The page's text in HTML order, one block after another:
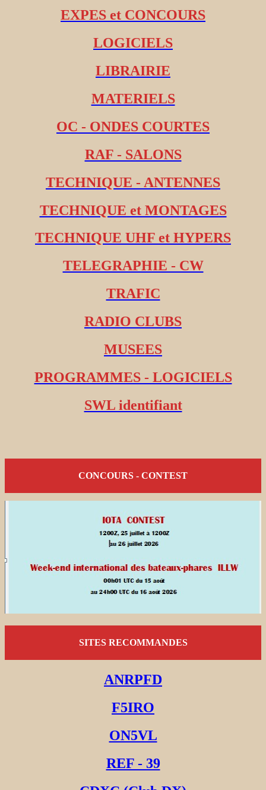
EXPES et CONCOURS
LOGICIELS
LIBRAIRIE
MATERIELS
OC - ONDES COURTES
RAF - SALONS
TECHNIQUE - ANTENNES
TECHNIQUE et MONTAGES
TECHNIQUE UHF et HYPERS
TELEGRAPHIE - CW
TRAFIC
RADIO CLUBS
MUSEES
PROGRAMMES - LOGICIELS
SWL identifiant
CONCOURS - CONTEST
SITES RECOMMANDES
ANRPFD
F5IRO
ON5VL
REF - 39